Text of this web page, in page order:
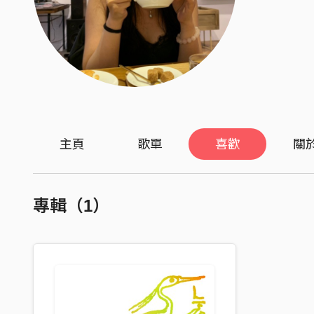
主頁 歌單 喜歡 關
專輯（1）